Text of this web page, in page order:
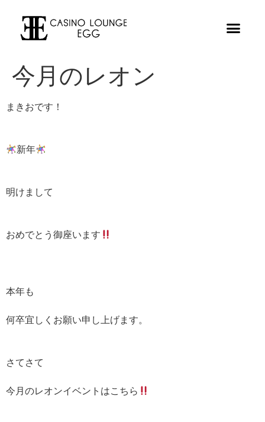
今月のレオン
まきおです！
新年
明けまして
おめでとう御座います
本年も
何卒宜しくお願い申し上げます。
さてさて
今月のレオンイベントはこちら